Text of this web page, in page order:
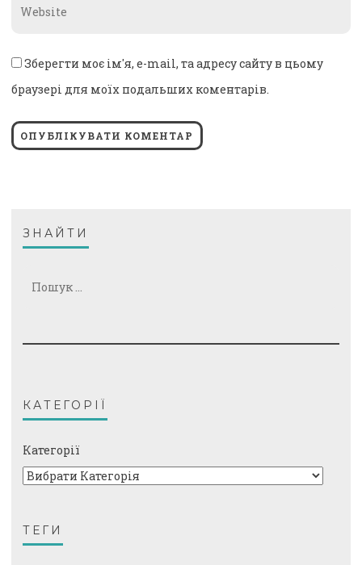
Зберегти моє ім'я, e-mail, та адресу сайту в цьому
браузері для моїх подальших коментарів.
ЗНАЙТИ
КАТЕГОРІЇ
Категорії
ТЕГИ